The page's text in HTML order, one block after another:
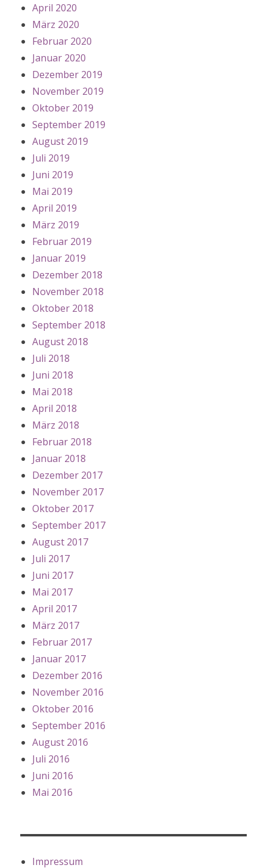
April 2020
März 2020
Februar 2020
Januar 2020
Dezember 2019
November 2019
Oktober 2019
September 2019
August 2019
Juli 2019
Juni 2019
Mai 2019
April 2019
März 2019
Februar 2019
Januar 2019
Dezember 2018
November 2018
Oktober 2018
September 2018
August 2018
Juli 2018
Juni 2018
Mai 2018
April 2018
März 2018
Februar 2018
Januar 2018
Dezember 2017
November 2017
Oktober 2017
September 2017
August 2017
Juli 2017
Juni 2017
Mai 2017
April 2017
März 2017
Februar 2017
Januar 2017
Dezember 2016
November 2016
Oktober 2016
September 2016
August 2016
Juli 2016
Juni 2016
Mai 2016
Impressum